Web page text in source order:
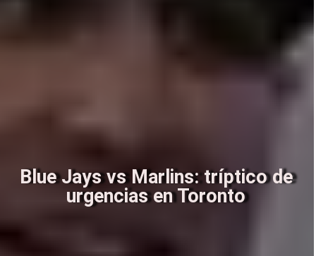
Blue Jays vs Marlins: tríptico de
urgencias en Toronto